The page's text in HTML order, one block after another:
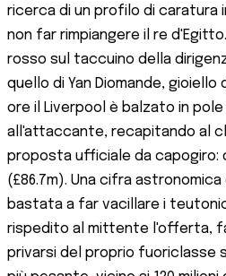
ricerca di un profilo di caratura
non far rimpiangere il re
rosso sul taccuino della
quello di Yan Diomande, gioiello
ore il Liverpool è balzato in
all'attaccante, recapitando al
proposta ufficiale da capogiro:
(£86.7m). Una cifra
bastata a far vacillare i
rispedito al mittente l'offerta,
privarsi del proprio fuoriclasse